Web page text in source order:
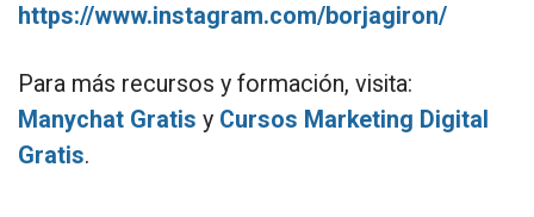
https://www.instagram.com/borjagiron/
Para más recursos y formación, visita:
Manychat Gratis y Cursos Marketing Digital
Gratis.